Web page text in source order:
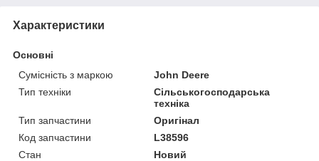
Характеристики
Основні
Сумісність з маркою
John Deere
Тип техніки
Сільськогосподарська
техніка
Тип запчастини
Оригінал
Код запчастини
L38596
Стан
Новий